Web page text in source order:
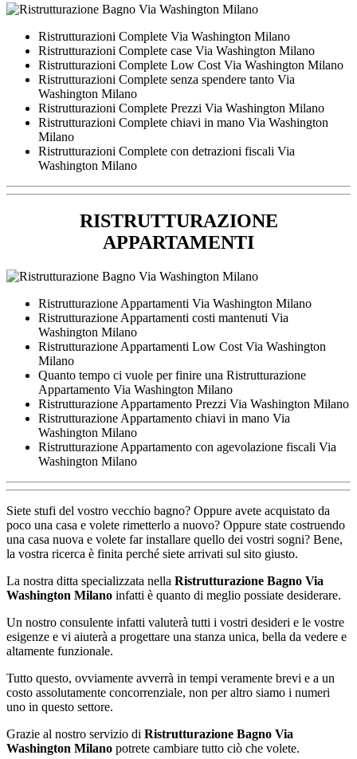
Ristrutturazioni Complete Via Washington Milano
Ristrutturazioni Complete case Via Washington Milano
Ristrutturazioni Complete Low Cost Via Washington Milano
Ristrutturazioni Complete senza spendere tanto Via
Washington Milano
Ristrutturazioni Complete Prezzi Via Washington Milano
Ristrutturazioni Complete chiavi in mano Via Washington
Milano
Ristrutturazioni Complete con detrazioni fiscali Via
Washington Milano
RISTRUTTURAZIONE
APPARTAMENTI
Ristrutturazione Appartamenti Via Washington Milano
Ristrutturazione Appartamenti costi mantenuti Via
Washington Milano
Ristrutturazione Appartamenti Low Cost Via Washington
Milano
Quanto tempo ci vuole per finire una Ristrutturazione
Appartamento Via Washington Milano
Ristrutturazione Appartamento Prezzi Via Washington Milano
Ristrutturazione Appartamento chiavi in mano Via
Washington Milano
Ristrutturazione Appartamento con agevolazione fiscali Via
Washington Milano
Siete stufi del vostro vecchio bagno? Oppure avete acquistato da
poco una casa e volete rimetterlo a nuovo? Oppure state costruendo
una casa nuova e volete far installare quello dei vostri sogni? Bene,
la vostra ricerca è finita perché siete arrivati sul sito giusto.
La nostra ditta specializzata nella Ristrutturazione Bagno Via
Washington Milano infatti è quanto di meglio possiate desiderare.
Un nostro consulente infatti valuterà tutti i vostri desideri e le vostre
esigenze e vi aiuterà a progettare una stanza unica, bella da vedere e
altamente funzionale.
Tutto questo, ovviamente avverrà in tempi veramente brevi e a un
costo assolutamente concorrenziale, non per altro siamo i numeri
uno in questo settore.
Grazie al nostro servizio di Ristrutturazione Bagno Via
Washington Milano potrete cambiare tutto ciò che volete.